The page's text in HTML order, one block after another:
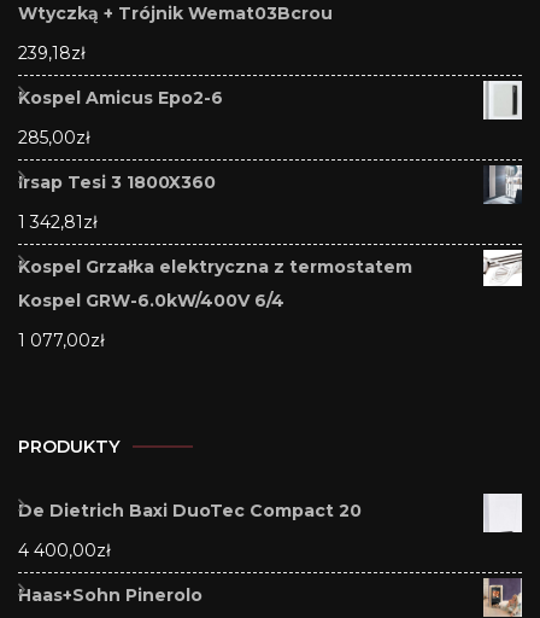
Wtyczką + Trójnik Wemat03Bcrou
239,18zł
Kospel Amicus Epo2-6
285,00zł
Irsap Tesi 3 1800X360
1 342,81zł
Kospel Grzałka elektryczna z termostatem
Kospel GRW-6.0kW/400V 6/4
1 077,00zł
PRODUKTY
De Dietrich Baxi DuoTec Compact 20
4 400,00zł
Haas+Sohn Pinerolo